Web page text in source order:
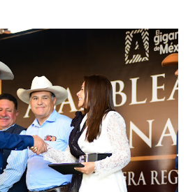
capital. Leo Montañez
se usarán cerca de 90 mil
para dar inicio en la calle
y la calle 22 de Octubre, con
en 66 casas. Posteriormente se
Villas de Nuestra Señora de la
y Decreto 27 de Septiembre, en
Ojo de Agua, en la comunidad